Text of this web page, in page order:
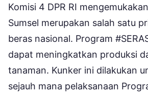
Komisi 4 DPR RI
Sumsel merupakan salah satu
beras nasional. Program
dapat meningkatkan produksi
tanaman. Kunker ini dilakukan
sejauh mana pelaksanaan